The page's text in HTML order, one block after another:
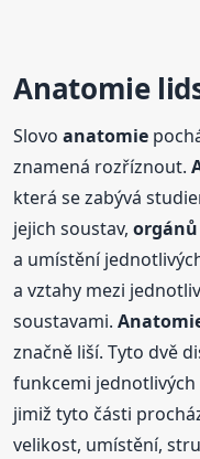
Anatomie
Slovoanatomie
znamená rozříznout.
která se zabývá
jejich soustav,orgánů
a umístění
a vztahy mezi
soustavami.
značně liší. Tyto dvě
funkcemi
jimiž tyto části
velikost, umístění,